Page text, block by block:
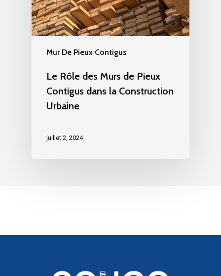
Mur De Pieux Contigus
Le Rôle des Murs de Pieux
Contigus dans la Construction
Urbaine
juillet 2, 2024